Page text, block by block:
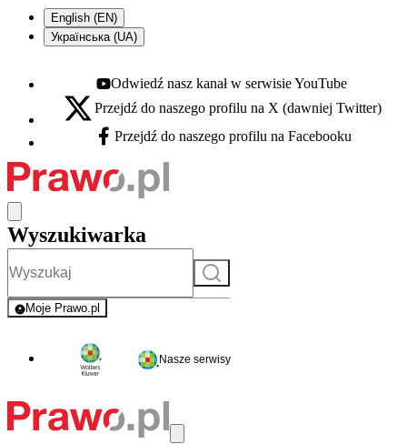
English (EN)
Українська (UA)
Youtube - otwiera się w nowej karcie
Odwiedź nasz kanał w serwisie YouTube
X - otwiera się w nowej karcie
Przejdź do naszego profilu na X (dawniej Twitter)
Facebook - otwiera się w nowej karcie
Przejdź do naszego profilu na Facebooku
Wyszukiwarka
Szukaj
Moje Prawo.pl
- rejestracja i logowanie do serwisu
Nasze serwisy